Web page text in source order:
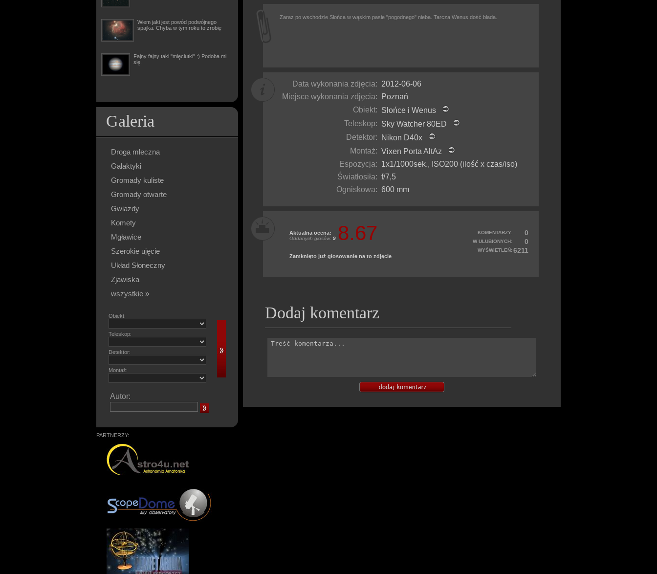
Wiem jaki jest powód podwójnego
spajka. Chyba w tym roku to zrobię
Fajny fajny taki "mięciutki" :) Podoba mi
się.
Galeria
Droga mleczna
Galaktyki
Gromady kuliste
Gromady otwarte
Gwiazdy
Komety
Mgławice
Szerokie ujęcie
Układ Słoneczny
Zjawiska
wszystkie »
Obiekt:
Teleskop:
Detektor:
Montaż:
Autor:
PARTNERZY:
Zaraz po wschodzie Słońca w wąskim pasie "pogodnego" nieba. Tarcza Wenus dość blada.
Data wykonania zdjęcia: 2012-06-06
Miejsce wykonania zdjęcia:
Poznań
Obiekt: Słońce i Wenus
Teleskop: Sky Watcher 80ED
Detektor:
Nikon D40x
Montaż: Vixen Porta AltAz
Espozycja: 1x1/1000sek., ISO200 (ilość x czas/iso)
Światłosiła: f/7,5
Ogniskowa: 600 mm
8.67
Aktualna ocena:
Oddanych głosów: 9
Zamknięto już głosowanie na to zdjęcie
KOMENTARZY: 0
W ULUBIONYCH: 0
WYŚWIETLEŃ:6211
Dodaj komentarz